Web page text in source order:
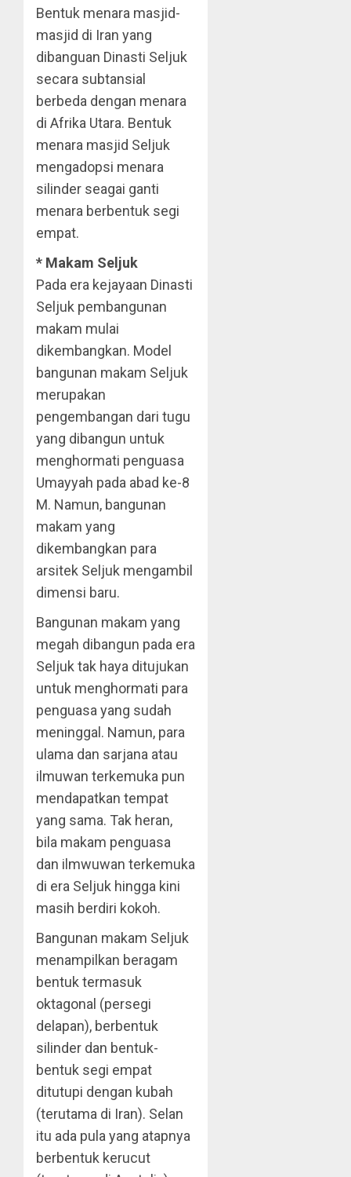
Bentuk menara masjid-
masjid di Iran yang
dibanguan Dinasti Seljuk
secara subtansial
berbeda dengan menara
di Afrika Utara. Bentuk
menara masjid Seljuk
mengadopsi menara
silinder seagai ganti
menara berbentuk segi
empat.
* Makam Seljuk
Pada era kejayaan Dinasti
Seljuk pembangunan
makam mulai
dikembangkan. Model
bangunan makam Seljuk
merupakan
pengembangan dari tugu
yang dibangun untuk
menghormati penguasa
Umayyah pada abad ke-8
M. Namun, bangunan
makam yang
dikembangkan para
arsitek Seljuk mengambil
dimensi baru.
Bangunan makam yang
megah dibangun pada era
Seljuk tak haya ditujukan
untuk menghormati para
penguasa yang sudah
meninggal. Namun, para
ulama dan sarjana atau
ilmuwan terkemuka pun
mendapatkan tempat
yang sama. Tak heran,
bila makam penguasa
dan ilmwuwan terkemuka
di era Seljuk hingga kini
masih berdiri kokoh.
Bangunan makam Seljuk
menampilkan beragam
bentuk termasuk
oktagonal (persegi
delapan), berbentuk
silinder dan bentuk-
bentuk segi empat
ditutupi dengan kubah
(terutama di Iran). Selan
itu ada pula yang atapnya
berbentuk kerucut